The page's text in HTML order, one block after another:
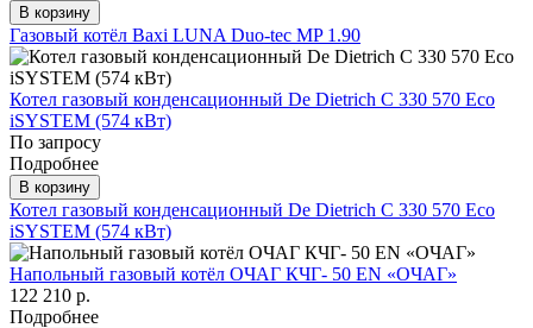
В корзину
Газовый котёл Baxi LUNA Duo-tec MP 1.90
Котел газовый конденсационный De Dietrich C 330 570 Eco
iSYSTEM (574 кВт)
По запросу
Подробнее
В корзину
Котел газовый конденсационный De Dietrich C 330 570 Eco
iSYSTEM (574 кВт)
Напольный газовый котёл ОЧАГ КЧГ- 50 EN «ОЧАГ»
122 210 р.
Подробнее